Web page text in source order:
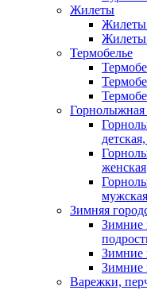
Жилеты
Жилеты
Термобелье
Горнолыжная
женская
мужская
Зимняя
Зимние
Зимние
Зимние
Варежки,